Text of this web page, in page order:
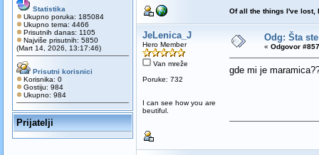
Statistika
Ukupno poruka: 185084
Ukupno tema: 4466
Prisutnih danas: 1105
Najviše prisutnih: 5850
(Mart 14, 2026, 13:17:46)
Prisutni korisnici
Korisnika: 0
Gostiju: 984
Ukupno: 984
Prijatelji
Of all the things I've lost,
JeLenica_J
Hero Member
Van mreže
Poruke: 732
I can see how you are
beutiful.
Odg: Šta
« Odgovor
gde mi je